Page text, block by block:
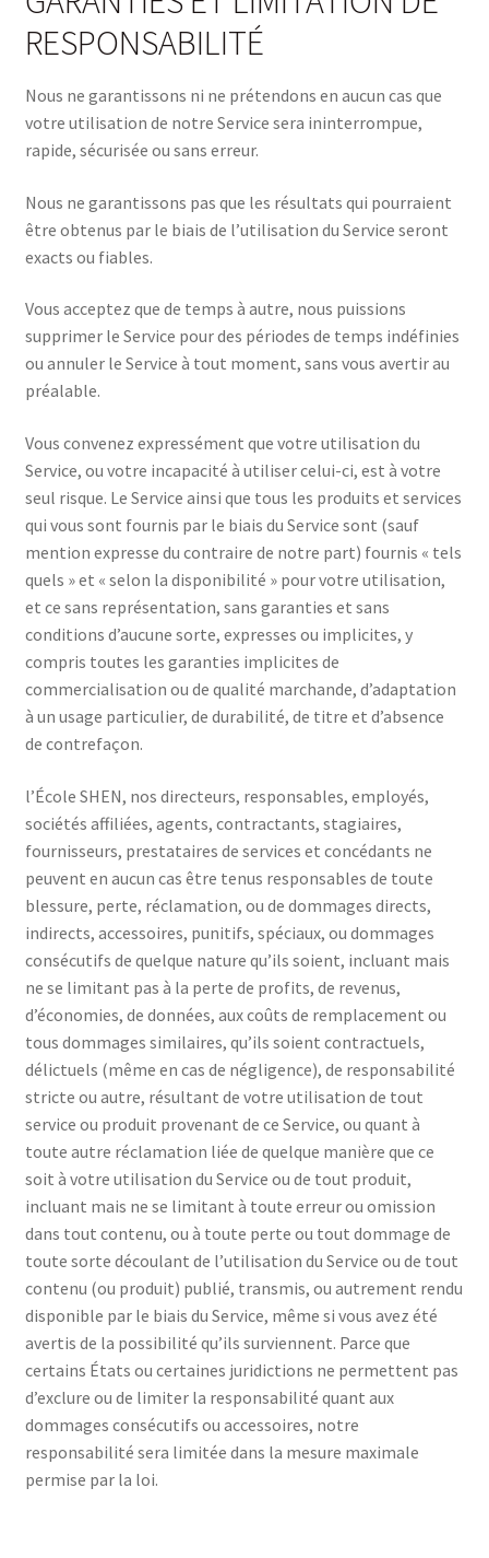
RESPONSABILITÉ
Nous ne garantissons ni ne prétendons en aucun cas que
votre utilisation de notre Service sera ininterrompue,
rapide, sécurisée ou sans erreur.
Nous ne garantissons pas que les résultats qui pourraient
être obtenus par le biais de l’utilisation du Service seront
exacts ou fiables.
Vous acceptez que de temps à autre, nous puissions
supprimer le Service pour des périodes de temps indéfinies
ou annuler le Service à tout moment, sans vous avertir au
préalable.
Vous convenez expressément que votre utilisation du
Service, ou votre incapacité à utiliser celui-ci, est à votre
seul risque. Le Service ainsi que tous les produits et services
qui vous sont fournis par le biais du Service sont (sauf
mention expresse du contraire de notre part) fournis « tels
quels » et « selon la disponibilité » pour votre utilisation,
et ce sans représentation, sans garanties et sans
conditions d’aucune sorte, expresses ou implicites, y
compris toutes les garanties implicites de
commercialisation ou de qualité marchande, d’adaptation
à un usage particulier, de durabilité, de titre et d’absence
de contrefaçon.
l’École SHEN, nos directeurs, responsables, employés,
sociétés affiliées, agents, contractants, stagiaires,
fournisseurs, prestataires de services et concédants ne
peuvent en aucun cas être tenus responsables de toute
blessure, perte, réclamation, ou de dommages directs,
indirects, accessoires, punitifs, spéciaux, ou dommages
consécutifs de quelque nature qu’ils soient, incluant mais
ne se limitant pas à la perte de profits, de revenus,
d’économies, de données, aux coûts de remplacement ou
tous dommages similaires, qu’ils soient contractuels,
délictuels (même en cas de négligence), de responsabilité
stricte ou autre, résultant de votre utilisation de tout
service ou produit provenant de ce Service, ou quant à
toute autre réclamation liée de quelque manière que ce
soit à votre utilisation du Service ou de tout produit,
incluant mais ne se limitant à toute erreur ou omission
dans tout contenu, ou à toute perte ou tout dommage de
toute sorte découlant de l’utilisation du Service ou de tout
contenu (ou produit) publié, transmis, ou autrement rendu
disponible par le biais du Service, même si vous avez été
avertis de la possibilité qu’ils surviennent. Parce que
certains États ou certaines juridictions ne permettent pas
d’exclure ou de limiter la responsabilité quant aux
dommages consécutifs ou accessoires, notre
responsabilité sera limitée dans la mesure maximale
permise par la loi.